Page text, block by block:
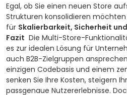
Egal, ob Sie einen neuen Store
Strukturen konsolidieren
für Skalierbarkeit, Sicherheit
Fazit Die Multi-Store-
es zur idealen Lösung für
auch B2B-Zielgruppen
einzigen Codebasis und einem
senken Sie Ihre Kosten, steigern
passgenaue Nutzererlebnisse.